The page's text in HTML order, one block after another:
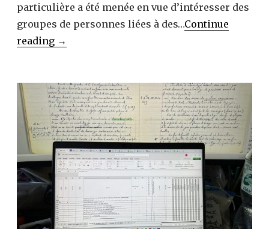
particulière a été menée en vue d’intéresser des
groupes de personnes liées à des…Continue
reading 1449
2025,
→